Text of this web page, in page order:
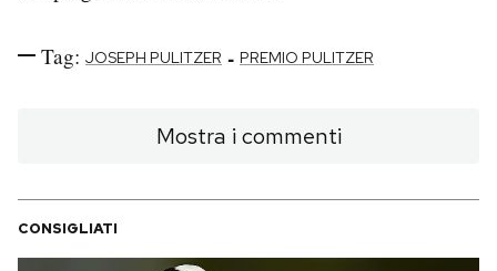
Tag: JOSEPH PULITZER - PREMIO PULITZER
Mostra i commenti
CONSIGLIATI